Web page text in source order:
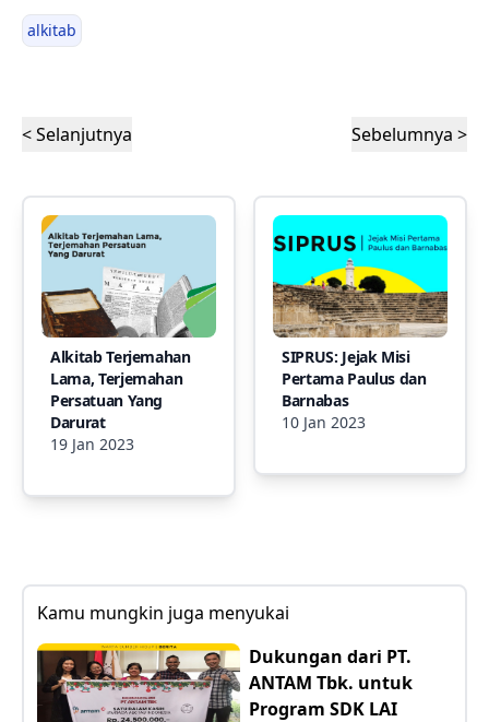
alkitab
< Selanjutnya Sebelumnya >
Alkitab Terjemahan
Lama, Terjemahan
Persatuan Yang
Darurat
19 Jan 2023
SIPRUS: Jejak Misi
Pertama Paulus dan
Barnabas
10 Jan 2023
Kamu mungkin juga menyukai
Dukungan dari PT.
ANTAM Tbk. untuk
Program SDK LAI